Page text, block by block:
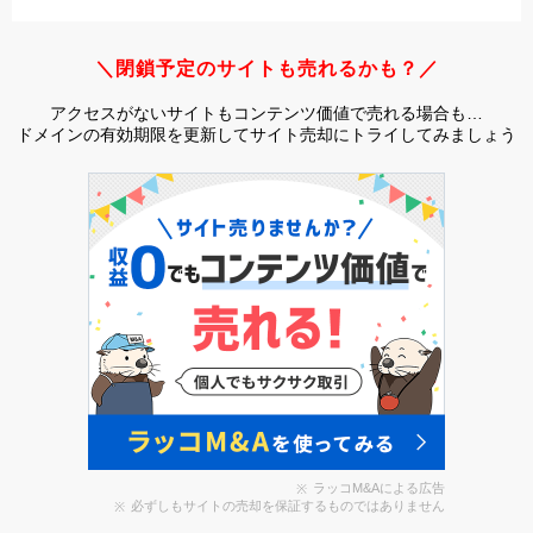
＼閉鎖予定のサイトも売れるかも？／
アクセスがないサイトもコンテンツ価値で売れる場合も…
ドメインの有効期限を更新してサイト売却にトライしてみましょう
ラッコM&Aによる広告
必ずしもサイトの売却を保証するものではありません